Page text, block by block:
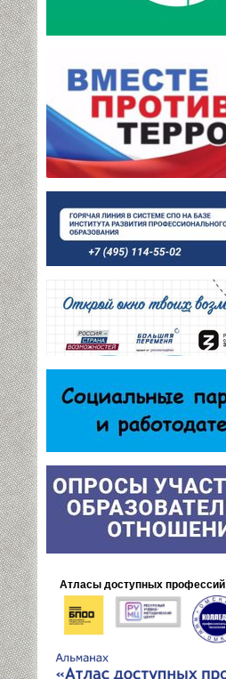
Атласы доступных профессий